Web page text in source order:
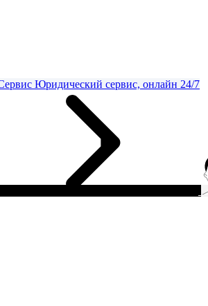
Юридический сервис, онлайн 24/7